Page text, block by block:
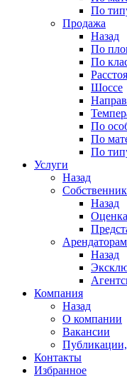
По
Продажа
Назад
По
По
Шоссе
По
По
По
Услуги
Назад
Назад
Арендаторам
Назад
Компания
Назад
О компании
Вакансии
Публикации,
Контакты
Избранное